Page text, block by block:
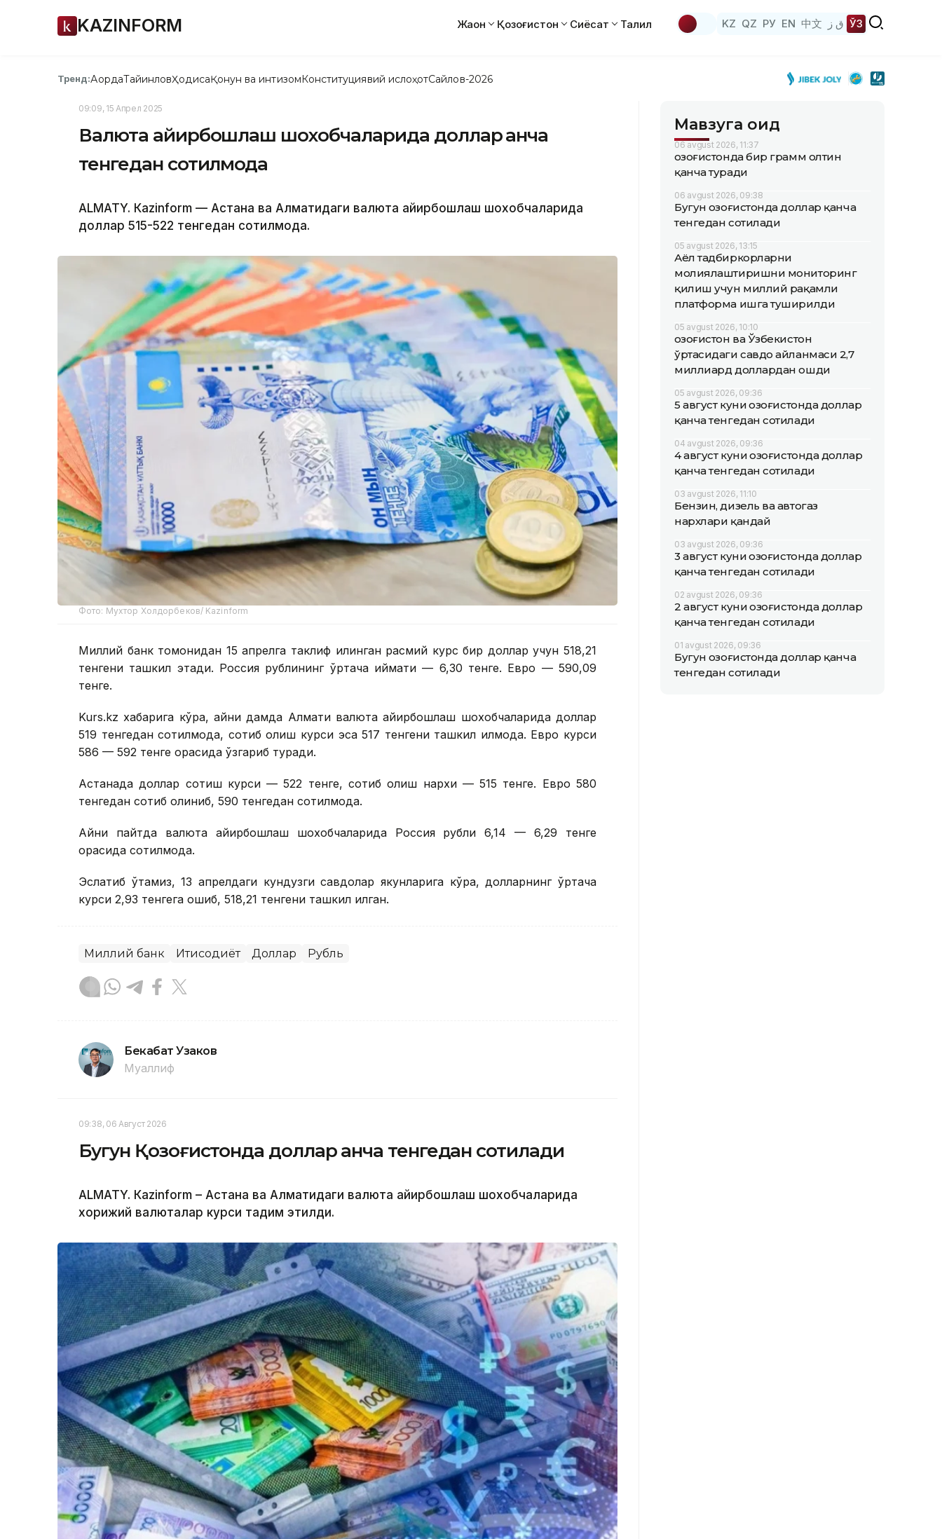
KAZINFORM Жаҳон Қозоғистон Сиёсат Таҳлил KZ QZ РУ EN 中文 ق ز ЎЗ
Тренд:АқордаТайинловҲодисаҚонун ва интизомКонституциявий ислоҳотСайлов-2026
09:09, 15 Апрел 2025
Валюта айирбошлаш шохобчаларида доллар қанча
тенгедан сотилмоқда
ALMATY. Кazinform — Астана ва Алматидаги валюта айирбошлаш шохобчаларида
доллар 515-522 тенгедан сотилмоқда.
Фото: Мухтор Холдорбеков/ Kazinform
Миллий банк томонидан 15 апрелга таклиф қилинган расмий курс бир доллар учун 518,21
тенгени ташкил этади. Россия рублининг ўртача қиймати — 6,30 тенге. Евро — 590,09
тенге.
Kurs.kz хабарига кўра, айни дамда Алмати валюта айирбошлаш шохобчаларида доллар
519 тенгедан сотилмоқда, сотиб олиш курси эса 517 тенгени ташкил қилмоқда. Евро курси
586 — 592 тенге орасида ўзгариб туради.
Астанада доллар сотиш курси — 522 тенге, сотиб олиш нархи — 515 тенге. Евро 580
тенгедан сотиб олиниб, 590 тенгедан сотилмоқда.
Айни пайтда валюта айирбошлаш шохобчаларида Россия рубли 6,14 — 6,29 тенге
орасида сотилмоқда.
Эслатиб ўтамиз, 13 апрелдаги кундузги савдолар якунларига кўра, долларнинг ўртача
курси 2,93 тенгега ошиб, 518,21 тенгени ташкил қилган.
Миллий банк Иқтисодиёт Доллар Рубль
Бекабат Узаков
Муаллиф
09:38, 06 Август 2026
Бугун Қозоғистонда доллар қанча тенгедан сотилади
ALMATY. Кazinform – Астана ва Алматидаги валюта айирбошлаш шохобчаларида
хорижий валюталар курси тақдим этилди.
Мавзуга оид
06 avgust 2026, 11:37
Қозоғистонда бир грамм олтин
қанча туради
06 avgust 2026, 09:38
Бугун Қозоғистонда доллар қанча
тенгедан сотилади
05 avgust 2026, 13:15
Аёл тадбиркорларни
молиялаштиришни мониторинг
қилиш учун миллий рақамли
платформа ишга туширилди
05 avgust 2026, 10:10
Қозоғистон ва Ўзбекистон
ўртасидаги савдо айланмаси 2,7
миллиард доллардан ошди
05 avgust 2026, 09:36
5 август куни Қозоғистонда доллар
қанча тенгедан сотилади
04 avgust 2026, 09:36
4 август куни Қозоғистонда доллар
қанча тенгедан сотилади
03 avgust 2026, 11:10
Бензин, дизель ва автогаз
нархлари қандай
03 avgust 2026, 09:36
3 август куни Қозоғистонда доллар
қанча тенгедан сотилади
02 avgust 2026, 09:36
2 август куни Қозоғистонда доллар
қанча тенгедан сотилади
01 avgust 2026, 09:36
Бугун Қозоғистонда доллар қанча
тенгедан сотилади